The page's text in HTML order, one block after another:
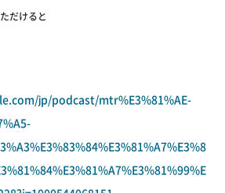
だけると
jp/podcast/mtr%E3%81%AE-